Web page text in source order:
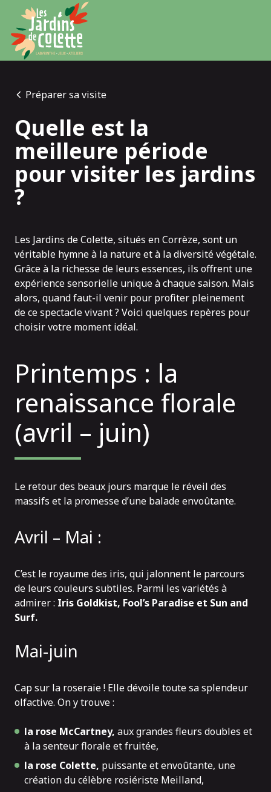
Panneau de gestion des cookies
Préparer sa visite
Quelle est la
meilleure période
pour visiter les jardins
?
Les Jardins de Colette, situés en Corrèze, sont un
véritable hymne à la nature et à la diversité végétale.
Grâce à la richesse de leurs essences, ils offrent une
expérience sensorielle unique à chaque saison. Mais
alors, quand faut-il venir pour profiter pleinement
de ce spectacle vivant ? Voici quelques repères pour
choisir votre moment idéal.
Printemps : la
renaissance florale
(avril – juin)
Le retour des beaux jours marque le réveil des
massifs et la promesse d’une balade envoûtante.
Avril – Mai :
C’est le royaume des iris, qui jalonnent le parcours
de leurs couleurs subtiles. Parmi les variétés à
admirer : Iris Goldkist, Fool’s Paradise et Sun and
Surf.
Mai-juin
Cap sur la roseraie ! Elle dévoile toute sa splendeur
olfactive. On y trouve :
la rose McCartney, aux grandes fleurs doubles et
à la senteur florale et fruitée,
la rose Colette, puissante et envoûtante, une
création du célèbre rosiériste Meilland,